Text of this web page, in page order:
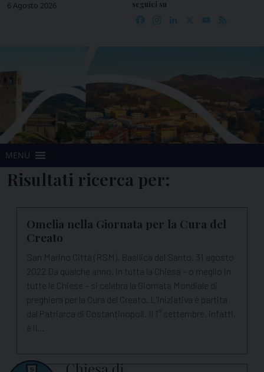
Skip6 Agosto 2026 seguici su
Facebook
Instagram
LinkedIn YouTube
MENU
Omelia nella Giornata per la Cura del
Creato
San Marino Città (RSM), Basilica del Santo, 31 agosto
2022 Da qualche anno, in tutta la Chiesa – o meglio in
tutte le Chiese – si celebra la Giornata Mondiale di
preghiera per la Cura del Creato. L’iniziativa è partita
dal Patriarca di Costantinopoli. Il 1° settembre, infatti,
è il…